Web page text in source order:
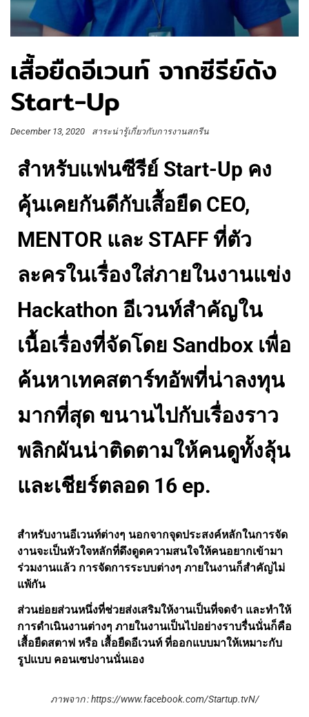
เสื้อยืดอีเวนท์ จากซีรีย์ดัง
Start-Up
December 13, 2020 สาระน่ารู้เกี่ยวกับการงานสกรีน
สำหรับแฟนซีรีย์ Start-Up คง
คุ้นเคยกันดีกับเสื้อยืด CEO,
MENTOR และ STAFF ที่ตัว
ละครในเรื่องใส่ภายในงานแข่ง
Hackathon อีเวนท์สำคัญใน
เนื้อเรื่องที่จัดโดย Sandbox เพื่อ
ค้นหาเทคสตาร์ทอัพที่น่าลงทุน
มากที่สุด ขนานไปกับเรื่องราว
พลิกผันน่าติดตามให้คนดูทั้งลุ้น
และเชียร์ตลอด 16 ep.
สำหรับงานอีเวนท์ต่างๆ นอกจากจุดประสงค์หลักในการจัด
งานจะเป็นหัวใจหลักที่ดึงดูดความสนใจให้คนอยากเข้ามา
ร่วมงานแล้ว การจัดการระบบต่างๆ ภายในงานก็สำคัญไม่
แพ้กัน
ส่วนย่อยส่วนหนึ่งที่ช่วยส่งเสริมให้งานเป็นที่จดจำ และทำให้
การดำเนินงานต่างๆ ภายในงานเป็นไปอย่างราบรื่นนั่นก็คือ
เสื้อยืดสตาฟ หรือ เสื้อยืดอีเวนท์ ที่ออกแบบมาให้เหมาะกับ
รูปแบบ คอนเซปงานนั่นเอง
ภาพจาก : https://www.facebook.com/Startup.tvN/